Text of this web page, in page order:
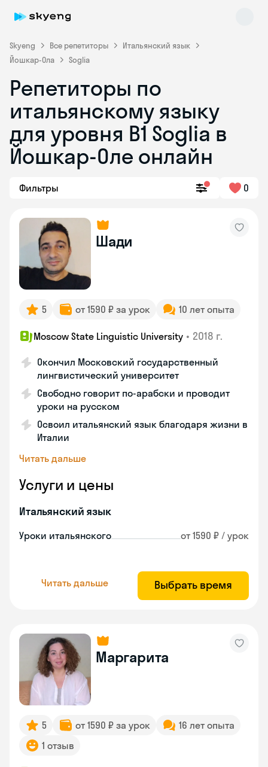
Skyeng Все репетиторы
Итальянский язык
Йошкар-Ола
Soglia
Репетиторы по
итальянскому языку
для уровня B1 Soglia в
Йошкар-Оле онлайн
Фильтры 0
Шади
5 от 1590 ₽ за урок 10 лет опыта
Moscow State Linguistic University • 2018 г.
Окончил Московский государственный
лингвистический университет
Свободно говорит по-арабски и проводит
уроки на русском
Освоил итальянский язык благодаря жизни в
Италии
Читать дальше
Услуги и цены
Итальянский язык
Уроки итальянского от 1590 ₽ / урок
Читать дальше Выбрать время
Маргарита
5 от 1590 ₽ за урок
16 лет опыта
1 отзыв
Skyeng Chat